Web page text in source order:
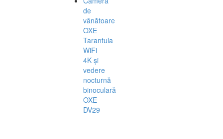
de
vânătoare
OXE
Tarantula
WiFi
4K și
vedere
nocturnă
binoculară
OXE
DV29